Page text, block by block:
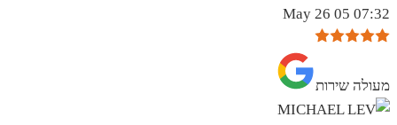
07:32 05 May 26
מעולה שירות